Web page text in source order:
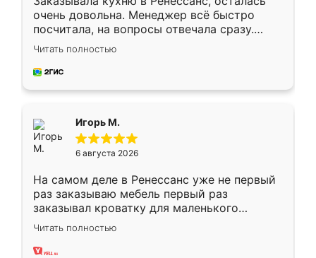
очень довольна. Менеджер всё быстро
посчитала, на вопросы отвечала сразу.
Замерщик приехал в субботу, подошёл к
делу со всей ответственностью. Собрали
за день, ребята работали аккуратно, даже
Читать полностью
Игорь М.
6 августа 2026
На самом деле в Ренессанс уже не первый
раз заказываю мебель первый раз
заказывал кроватку для маленького
ребёнка при его рождении ,во второй раз
заказал шкаф-купе. По качеству очень
хорошее сборка достаточно быстрая,
Читать полностью